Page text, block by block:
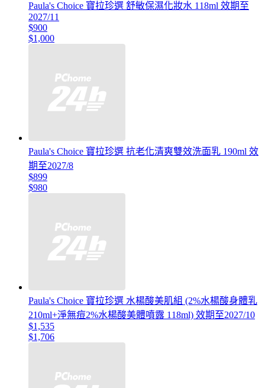
Paula's Choice 寶拉珍選 舒敏保濕化妝水 118ml 效期至
2027/11
$900
$1,000
Paula's Choice 寶拉珍選 抗老化清爽雙效洗面乳 190ml 效
期至2027/8
$899
$980
Paula's Choice 寶拉珍選 水楊酸美肌組 (2%水楊酸身體乳
210ml+淨無痘2%水楊酸美體噴露 118ml) 效期至2027/10
$1,535
$1,706